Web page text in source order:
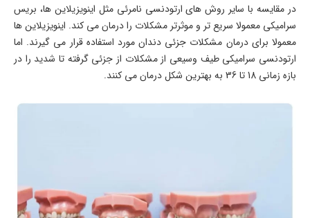
در مقایسه با سایر روش های ارتودنسی نامرئی مثل اینویزیلاین ها، بریس
سرامیکی معمولا سریع تر و موثرتر مشکلات را درمان می کند. اینویزیلاین ها
معمولا برای درمان مشکلات جزئی دندان مورد استفاده قرار می گیرند. اما
ارتودنسی سرامیکی طیف وسیعی از مشکلات از جزئی گرفته تا شدید را در
بازه زمانی 18 تا 36 به بهترین شکل درمان می کنند.